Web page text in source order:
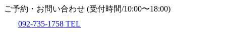
ご予約・お問い合わせ (受付時間/10:00〜18:00)
092-735-1758 TEL